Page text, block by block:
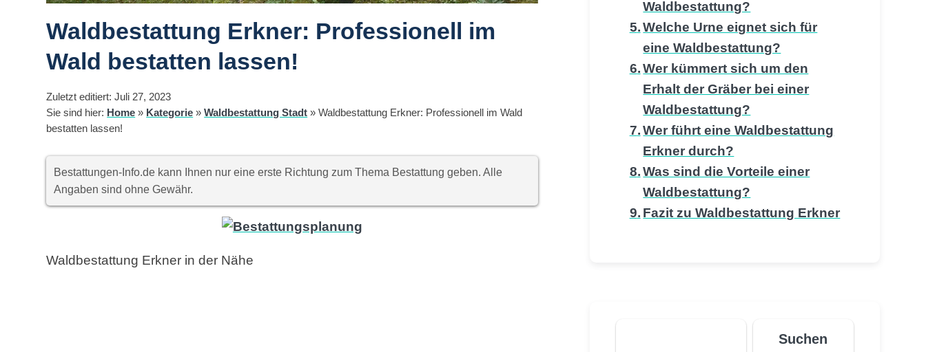
Waldbestattung Erkner: Professionell im
Wald bestatten lassen!
Zuletzt editiert: Juli 27, 2023
Sie sind hier: Home » Kategorie »Waldbestattung Stadt »Waldbestattung Erkner: Professionell im Wald
bestatten lassen!
Bestattungen-Info.de kann Ihnen nur eine erste Richtung zum Thema Bestattung geben. Alle
Angaben sind ohne Gewähr.
Waldbestattung Erkner in der Nähe
Waldbestattung?
Welche Urne eignet sich für
eine Waldbestattung?
Wer kümmert sich um den
Erhalt der Gräber bei einer
Waldbestattung?
Wer führt eine Waldbestattung
Erkner durch?
Was sind die Vorteile einer
Waldbestattung?
Fazit zu Waldbestattung Erkner
Suchen
Suchen